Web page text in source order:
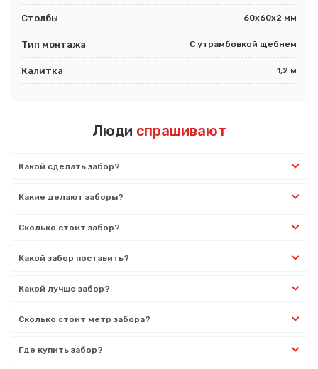
Столбы 60х60х2 мм
Тип монтажа С утрамбовкой щебнем
Калитка 1,2 м
Люди спрашивают
Какой сделать забор?
Какие делают заборы?
Сколько стоит забор?
Какой забор поставить?
Какой лучше забор?
Сколько стоит метр забора?
Где купить забор?